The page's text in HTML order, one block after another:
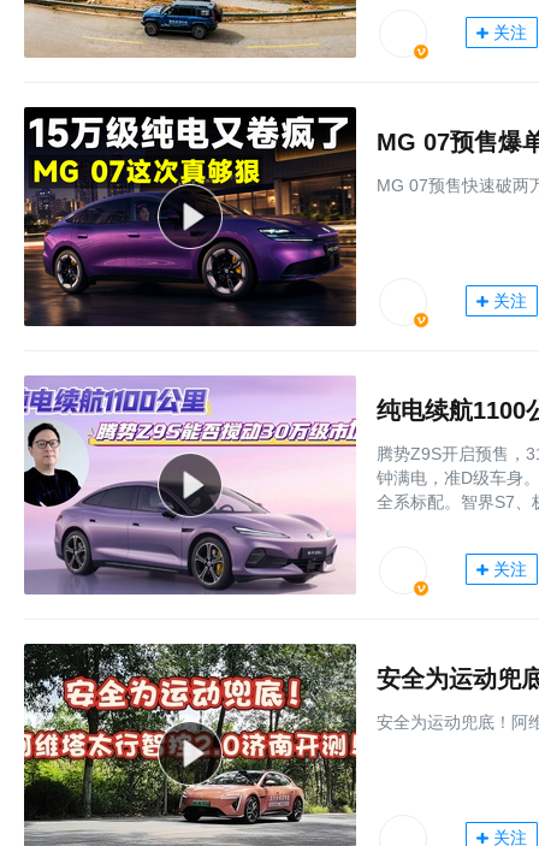
关注
MG 07预售爆
MG 07预售快速破两
关注
纯电续航1100
腾势Z9S开启预售，
钟满电，准D级车身
全系标配。智界S7、
关注
安全为运动兜
安全为运动兜底！阿
关注